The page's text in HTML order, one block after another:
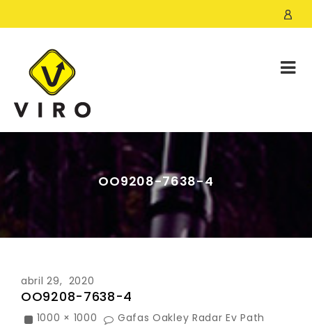
OO9208-7638-4
abril 29, 2020
OO9208-7638-4
1000 × 1000
Gafas Oakley Radar Ev Path